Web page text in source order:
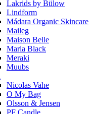
Lakrids by Bülow
Lindform
Mádara Organic Skincare
Maileg
Maison Belle
Maria Black
Meraki
Muubs
Nicolas Vahe
O My Bag
Olsson & Jensen
PF Candle